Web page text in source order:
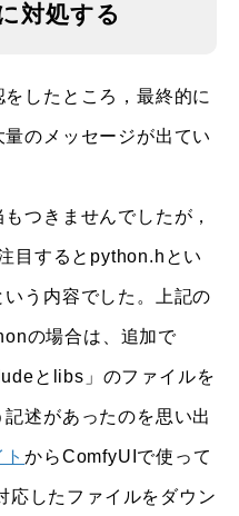
対処する
したところ，最終的に
のメッセージが出てい
つきませんでしたが，
目するとpython.hとい
う内容でした。上記の
の場合は、追加で
とlibs」のファイルを
述があったのを思い出
トからComfyUIで使って
応したファイルをダウン